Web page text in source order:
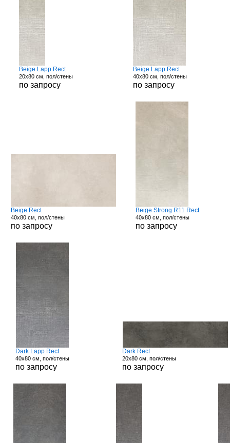
Beige Lapp Rect
20x80 см, пол/стены
по запросу
Beige Lapp Rect
40x80 см, пол/стены
по запросу
Beige Rect
40x80 см, пол/стены
по запросу
Beige Strong R11 Rect
40x80 см, пол/стены
по запросу
Dark Lapp Rect
40x80 см, пол/стены
по запросу
Dark Rect
20x80 см, пол/стены
по запросу